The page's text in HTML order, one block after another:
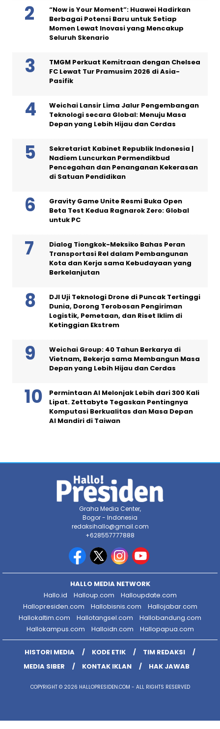
“Now is Your Moment”: Huawei Hadirkan
Berbagai Potensi Baru untuk Setiap
Momen Lewat Inovasi yang Mencakup
Seluruh Skenario
TMGM Perkuat Kemitraan dengan Chelsea
FC Lewat Tur Pramusim 2026 di Asia-
Pasifik
Weichai Lansir Lima Jalur Pengembangan
Teknologi secara Global: Menuju Masa
Depan yang Lebih Hijau dan Cerdas
Sekretariat Kabinet Republik Indonesia |
Nadiem Luncurkan Permendikbud
Pencegahan dan Penanganan Kekerasan
di Satuan Pendidikan
Gravity Game Unite Resmi Buka Open
Beta Test Kedua Ragnarok Zero: Global
untuk PC
Dialog Tiongkok-Meksiko Bahas Peran
Transportasi Rel dalam Pembangunan
Kota dan Kerja sama Kebudayaan yang
Berkelanjutan
DJI Uji Teknologi Drone di Puncak Tertinggi
Dunia, Dorong Terobosan Pengiriman
Logistik, Pemetaan, dan Riset Iklim di
Ketinggian Ekstrem
Weichai Group: 40 Tahun Berkarya di
Vietnam, Bekerja sama Membangun Masa
Depan yang Lebih Hijau dan Cerdas
Permintaan AI Melonjak Lebih dari 300 Kali
Lipat. Zettabyte Tegaskan Pentingnya
Komputasi Berkualitas dan Masa Depan
AI Mandiri di Taiwan
Graha Media Center,
Bogor - Indonesia
redaksihallo@gmail.com
+628557777888
HALLO MEDIA NETWORK
Hallo.id
Halloup.com
Halloupdate.com
Hallopresiden.com
Hallobisnis.com
Hallojabar.com
Hallokaltim.com
Hallotangsel.com
Hallobandung.com
Hallokampus.com
Halloidn.com Hallopapua.com
HISTORI MEDIA KODE ETIK
TIM REDAKSI
MEDIA SIBER
KONTAK IKLAN HAK JAWAB
COPYRIGHT © 2026 HALLOPRESIDEN.COM - ALL RIGHTS RESERVED